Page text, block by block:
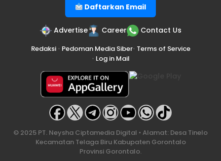
Daftarkan Email
Advertise Career Contact Us
Redaksi• Pedoman Media Siber• Terms of Service
• Log in Mail
© 2025 PT. Neysha Ciptamedia Digital • Alamat: Desa Tinelo
Kecamatan Telaga Biru Kabupaten Gorontalo
Provinsi Gorontalo.